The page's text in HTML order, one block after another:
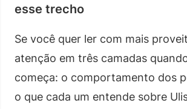
esse trecho
Se você quer ler com mais
atenção em três camadas
começa: o comportamento dos
o que cada um entende sobre